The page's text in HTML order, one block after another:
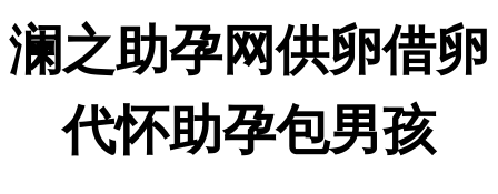
澜之助孕网供卵借卵
代怀助孕包男孩